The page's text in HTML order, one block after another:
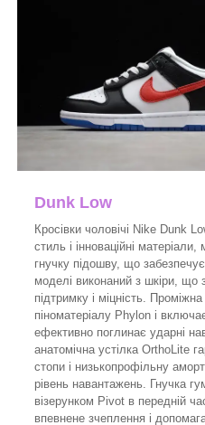
Dunk Low
Кросівки чоловічі Nike Dunk
стиль і інноваційні
гнучку підошву, що
моделі виконаний з шкіри, що
підтримку і міцність.
піноматеріалу Phylon і
ефективно поглинає ударні
анатомічна устілка OrthoLite
стопи і низькопрофільну
рівень навантажень. Гнучка
візерунком Pivot в передній
впевнене зчеплення і